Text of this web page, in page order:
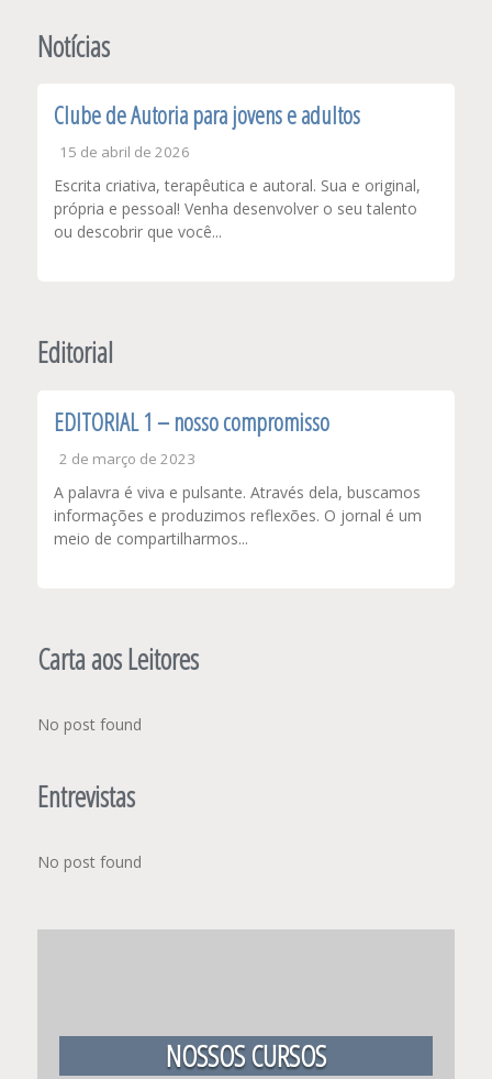
Post
Notícias
Clube de Autoria para jovens e adultos
15 de abril de 2026
Escrita criativa, terapêutica e autoral. Sua e original,
própria e pessoal! Venha desenvolver o seu talento
ou descobrir que você...
Editorial
EDITORIAL 1 – nosso compromisso
2 de março de 2023
A palavra é viva e pulsante. Através dela, buscamos
informações e produzimos reflexões. O jornal é um
meio de compartilharmos...
Carta aos Leitores
No post found
Entrevistas
No post found
NOSSOS CURSOS